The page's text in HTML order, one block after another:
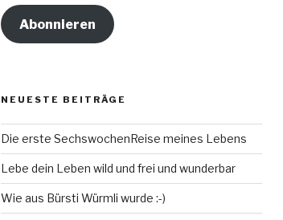
Abonnieren
NEUESTE BEITRÄGE
Die erste SechswochenReise meines Lebens
Lebe dein Leben wild und frei und wunderbar
Wie aus Bürsti Würmli wurde :-)